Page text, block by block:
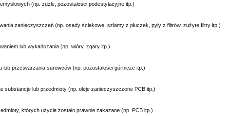
(np. żużle, pozostałości podestylacyjne itp.)
zanieczyszczeń (np. osady ściekowe, szlamy z płuczek, pyły z filtrów, zużyte filtry itp.)
lub wykańczania (np. wióry, zgary itp.)
lub przetwarzania surowców (np. pozostałości górnicze itp.)
substancje lub przedmioty (np. oleje zanieczyszczone PCB itp.)
których użycie zostało prawnie zakazane (np. PCB itp.)